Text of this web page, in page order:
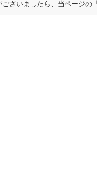
ざいましたら、当ページの「